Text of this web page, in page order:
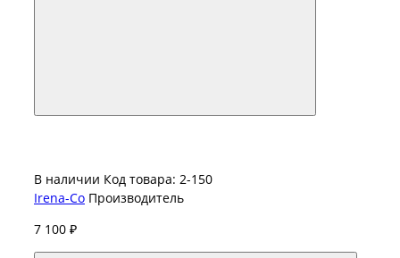
В наличии Код товара: 2-150
Irena-Co Производитель
7 100 ₽